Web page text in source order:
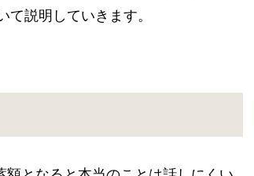
説明していきます。